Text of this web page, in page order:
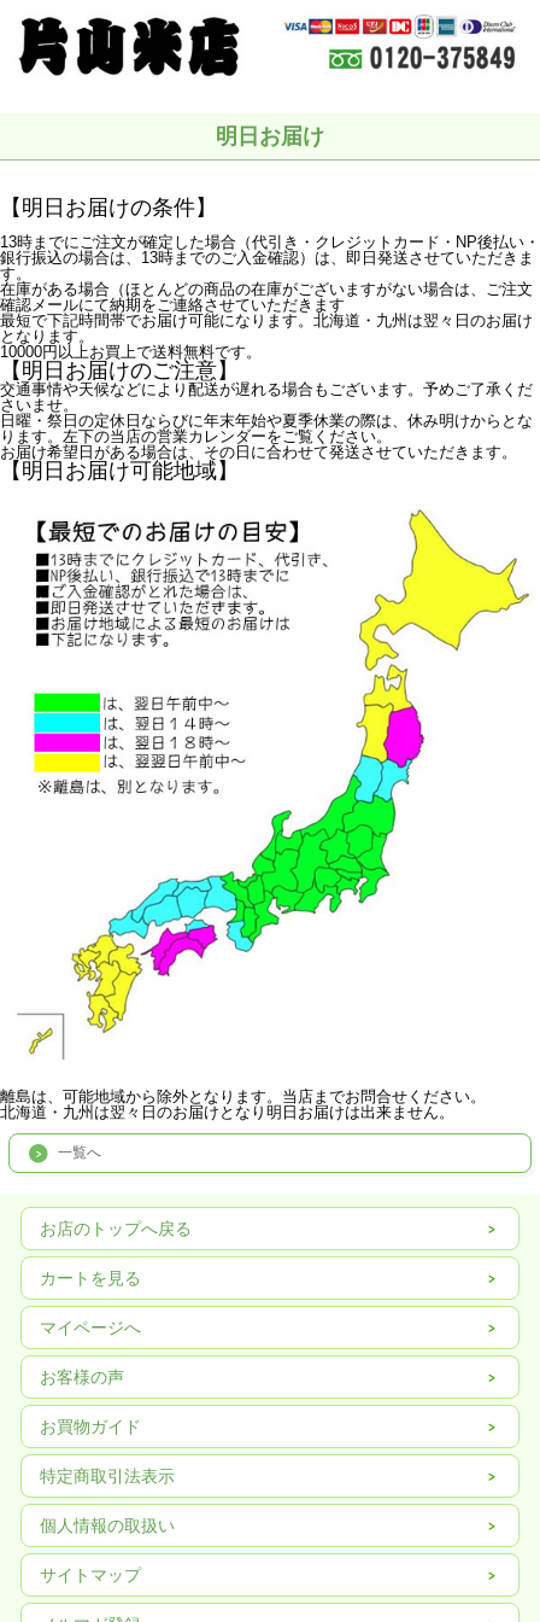
明日お届け
【明日お届けの条件】
13時までにご注文が確定した場合（代引き・クレジットカード・NP後払い・
銀行振込の場合は、13時までのご入金確認）は、即日発送させていただきま
す。
在庫がある場合（ほとんどの商品の在庫がございますがない場合は、ご注文
確認メールにて納期をご連絡させていただきます
最短で下記時間帯でお届け可能になります。北海道・九州は翌々日のお届け
となります。
10000円以上お買上で送料無料です。
【明日お届けのご注意】
交通事情や天候などにより配送が遅れる場合もございます。予めご了承くだ
さいませ。
日曜・祭日の定休日ならびに年末年始や夏季休業の際は、休み明けからとな
ります。左下の当店の営業カレンダーをご覧ください。
お届け希望日がある場合は、その日に合わせて発送させていただきます。
【明日お届け可能地域】
離島は、可能地域から除外となります。当店までお問合せください。
北海道・九州は翌々日のお届けとなり明日お届けは出来ません。
一覧へ
お店のトップへ戻る
カートを見る
マイページへ
お客様の声
お買物ガイド
特定商取引法表示
個人情報の取扱い
サイトマップ